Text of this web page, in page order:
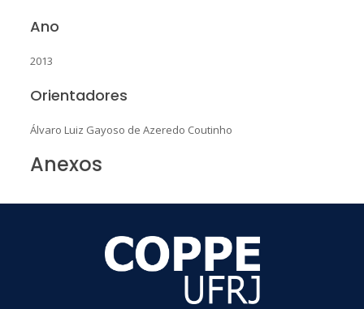
Ano
2013
Orientadores
Álvaro Luiz Gayoso de Azeredo Coutinho
Anexos